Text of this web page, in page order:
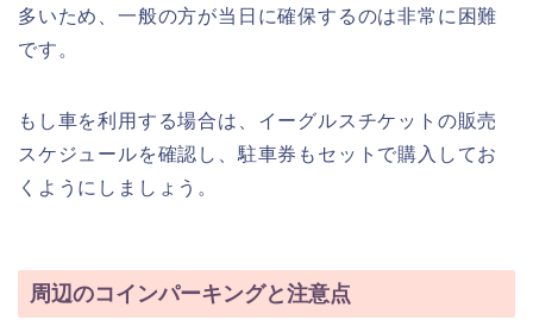
多いため、一般の方が当日に確保するのは非常に困難
です。
もし車を利用する場合は、イーグルスチケットの販売
スケジュールを確認し、駐車券もセットで購入してお
くようにしましょう。
周辺のコインパーキングと注意点